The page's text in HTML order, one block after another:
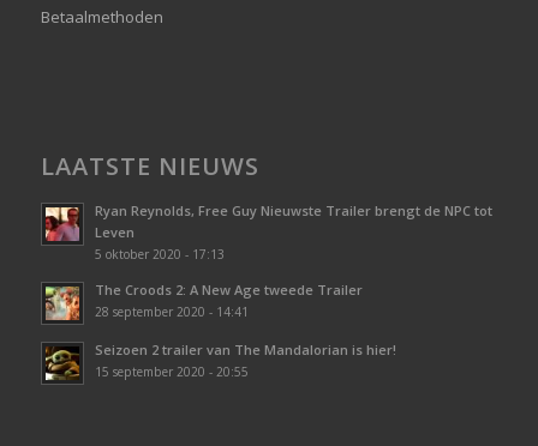
Betaalmethoden
LAATSTE NIEUWS
Ryan Reynolds, Free Guy Nieuwste Trailer brengt de NPC tot
Leven
5 oktober 2020 - 17:13
The Croods 2: A New Age tweede Trailer
28 september 2020 - 14:41
Seizoen 2 trailer van The Mandalorian is hier!
15 september 2020 - 20:55